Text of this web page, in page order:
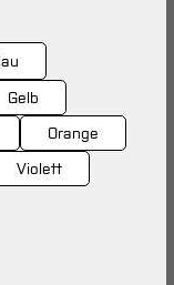
nicht verfügbar.)
ist zurzeit nicht
Gelb
Orange
Violett